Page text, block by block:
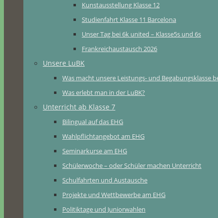
Kunstausstellung Klasse 12
Studienfahrt Klasse 11 Barcelona
Unser Tag bei 6k united – Klasse5s und 6s
Frankreichaustausch 2026
Unsere LuBK
Was macht unsere Leistungs- und Begabungsklasse
Was erlebt man in der LuBK?
Unterricht ab Klasse 7
Bilingual auf das EHG
Wahlpflichtangebot am EHG
Seminarkurse am EHG
Schülerwoche – oder Schüler machen Unterricht
Schulfahrten und Austausche
Projekte und Wettbewerbe am EHG
Politiktage und Juniorwahlen